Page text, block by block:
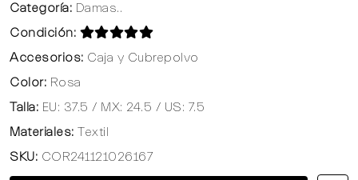
Categoría: Damas..
Condición:
Accesorios: Caja y Cubrepolvo
Color: Rosa
Talla: EU: 37.5 / MX: 24.5 / US: 7.5
Materiales: Textil
SKU: COR241121026167